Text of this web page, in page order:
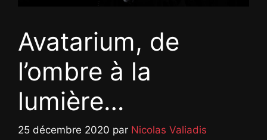
Avatarium, de
l’ombre à la
lumière…
25 décembre 2020 par Nicolas Valiadis